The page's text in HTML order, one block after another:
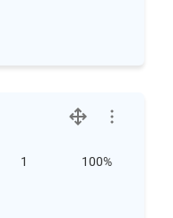
1 100%